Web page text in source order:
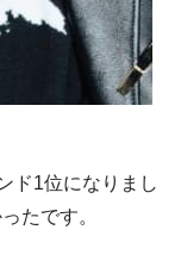
ド1位になりまし
たです。